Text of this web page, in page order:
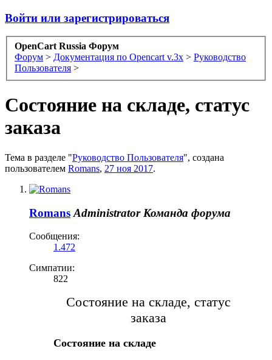
Войти или зарегистрироваться
OpenCart Russia Форум
Форум > Документация по Opencart v.3x > Руководство
Пользователя >
Состояние на складе, статус
заказа
Тема в разделе "Руководство Пользователя", создана
пользователем Romans, 27 ноя 2017.
Romans Administrator Команда форума
Сообщения:
1.472
Симпатии:
822
Состояние на складе, статус
заказа
Состояние на складе